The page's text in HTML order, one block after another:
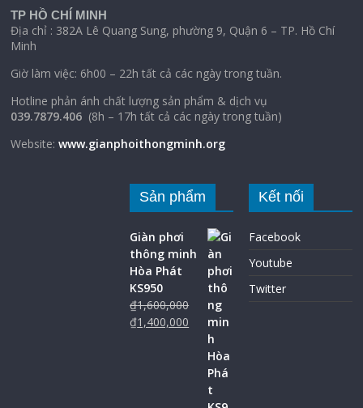
TP HỒ CHÍ MINH
Địa chỉ : 382A Lê Quang Sung, phường 9, Quận 6 – TP. Hồ Chí
Minh
Giờ làm việc: 6h00 – 22h tất cả các ngày trong tuần.
Hotline phản ánh chất lượng sản phẩm & dịch vụ
039.7879.406 (8h – 17h tất cả các ngày trong tuần)
Website:www.gianphoithongminh.org
Sản phẩm
Giàn phơi
thông minh
Hòa Phát
KS950
₫1,600,000
₫1,400,000
Kết nối
Facebook
Youtube
Twitter